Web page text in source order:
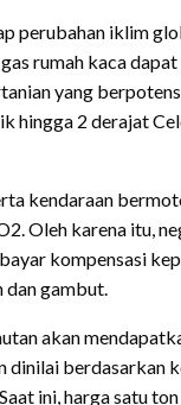
perubahan iklim
rumah kaca
yang
hingga 2 derajat
kendaraan
Oleh karena itu,
kompensasi
dan gambut.
akan
dinilai berdasarkan
ini, harga satu